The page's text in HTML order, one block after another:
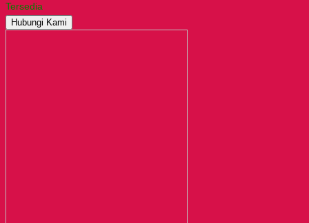
Tersedia
Hubungi Kami